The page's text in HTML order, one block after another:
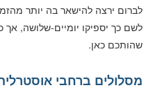
לברום ירצה להישאר בה יותר
לשם כך יספיקו יומיים-שלושה,
שהותכם כאן.
מסלולים ברחבי